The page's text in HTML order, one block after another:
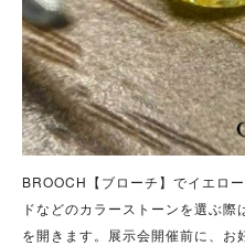
BROOCH【ブローチ】でイエロ
ドなどのカラーストーンを選ぶ
を開きます。展示会開催前に、お